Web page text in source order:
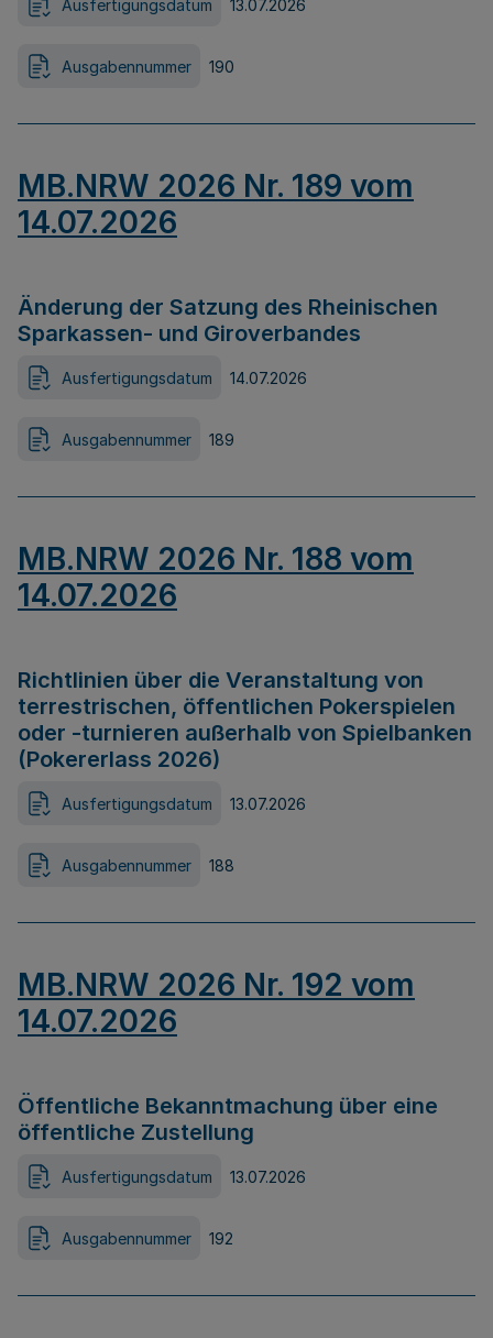
Ausfertigungsdatum 13.07.2026
Ausgabennummer 190
MB.NRW 2026 Nr. 189 vom
14.07.2026
Änderung der Satzung des Rheinischen
Sparkassen- und Giroverbandes
Ausfertigungsdatum 14.07.2026
Ausgabennummer 189
MB.NRW 2026 Nr. 188 vom
14.07.2026
Richtlinien über die Veranstaltung von
terrestrischen, öffentlichen Pokerspielen
oder -turnieren außerhalb von Spielbanken
(Pokererlass 2026)
Ausfertigungsdatum 13.07.2026
Ausgabennummer 188
MB.NRW 2026 Nr. 192 vom
14.07.2026
Öffentliche Bekanntmachung über eine
öffentliche Zustellung
Ausfertigungsdatum 13.07.2026
Ausgabennummer 192